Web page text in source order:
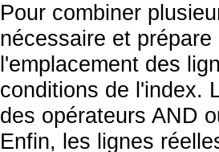
Pour combiner
nécessaire et
l'emplacement des
conditions de l'index.
des opérateurs AND
Enfin, les lignes